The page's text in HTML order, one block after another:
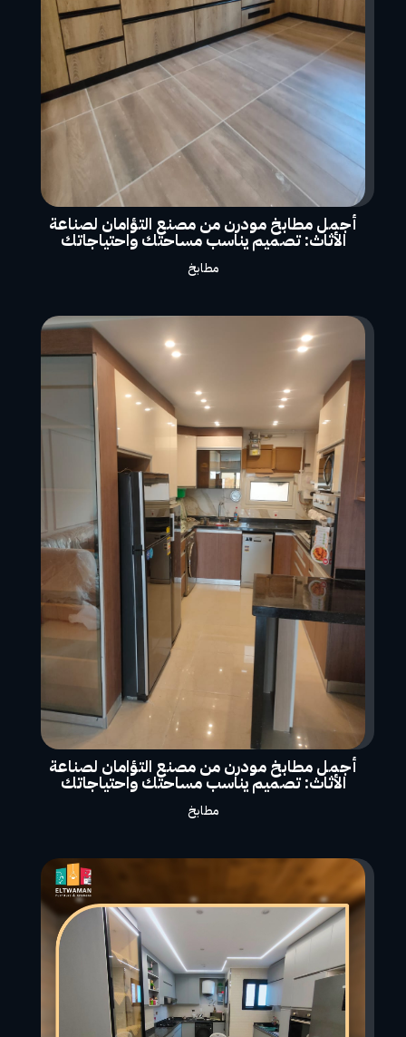
أجمل مطابخ مودرن من مصنع التؤامان لصناعة
الأثاث: تصميم يناسب مساحتك واحتياجاتك
مطابخ
أجمل مطابخ مودرن من مصنع التؤامان لصناعة
الأثاث: تصميم يناسب مساحتك واحتياجاتك
مطابخ